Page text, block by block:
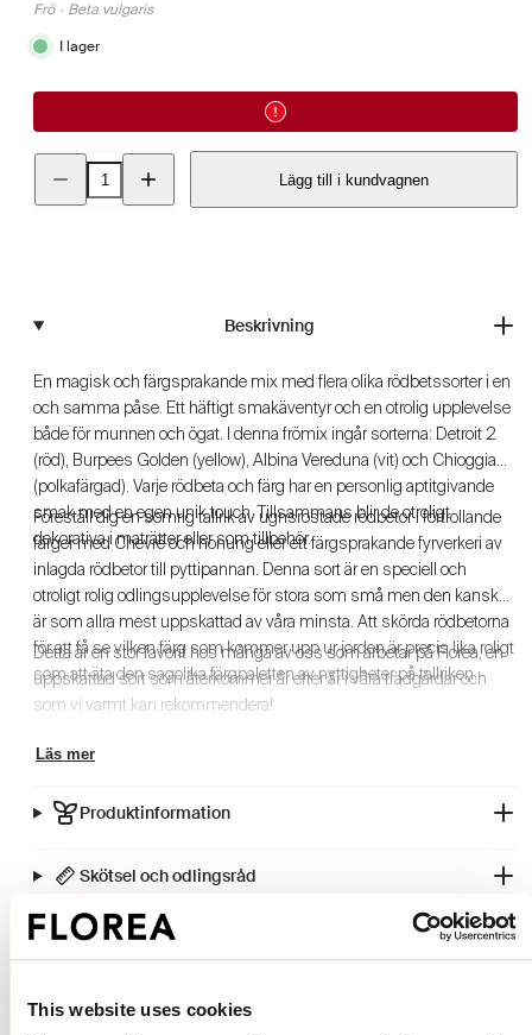
This website uses cookies
Frö · Beta vulgaris
I lager
Minska
kvantitet
för
kvantitet
för
Lägg till i kundvagnen
Beskrivning
En magisk och färgsprakande mix med flera olika rödbetssorter i en
och samma påse. Ett häftigt smakäventyr och en otrolig upplevelse
både för munnen och ögat. I denna frömix ingår sorterna: Detroit 2
(röd), Burpees Golden (yellow), Albina Vereduna (vit) och Chioggia
(polkafärgad). Varje rödbeta och färg har en personlig aptitgivande
smak med en egen unik touch. Tillsammans blir de otroligt
dekorativa i maträtter eller som tillbehör.
Föreställ dig en somrig tallrik av ugnsrostade rödbetor i förtrollande
färger med Chevré och honung eller ett färgsprakande fyrverkeri av
inlagda rödbetor till pyttipannan. Denna sort är en speciell och
otroligt rolig odlingsupplevelse för stora som små men den kanske
är som allra mest uppskattad av våra minsta. Att skörda rödbetorna
för att få se vilken färg som kommer upp ur jorden är precis lika roligt
som att äta den sagolika färgpaletten av nyttigheter på tallriken.
Detta är en stor favorit hos många av oss som arbetar på Florea, en
uppskattad sort som återkommer år efter år i våra trädgårdar och
som vi varmt kan rekommendera!
Läs mer
Produktinformation
Skötsel och odlingsråd
Leverans och fraktinformation